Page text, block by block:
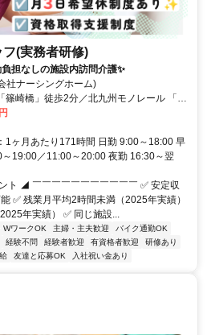
(実務者研修)
担なしの施設内訪問介護✨
社ナーシングホーム)
篠崎橋」徒歩2分／北九州モノレール 「城
1ヶ月あたり171時間 日勤 9:00～18:00 早
19:00／11:00～20:00 夜勤 16:30～翌
ト ◢ ￣￣￣￣￣￣￣￣￣￣￣ ✅ 安定収
✅ 残業月平均2時間未満（2025年実績）
年実績） ✅ 同じ施設...
WワークOK 主婦・主夫歓迎
バイク通勤OK
経験不問 経験者歓迎 有資格者歓迎
研修あり
友達と応募OK 入社祝い金あり